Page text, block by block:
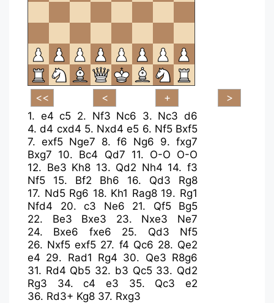
1. e4 c5 2. Nf3 Nc6 3. Nc3 d6
4.d4 cxd4 5. Nxd4 e5 6. Nf5 Bxf5
7. exf5 Nge7 8. f6 Ng6 9. fxg7
Bxg7 10. Bc4 Qd7 11. O-O O-O
12. Be3 Kh8 13. Qd2 Nh4 14.f3
Nf5
15. Bf2 Bh6 16. Qd3
Rg8
17. Nd5 Rg6 18. Kh1 Rag8 19. Rg1
Nfd4
20. c3 Ne6 21. Qf5
Bg5
22. Be3 Bxe3 23. Nxe3
Ne7
24. Bxe6 fxe6 25. Qd3
Nf5
26. Nxf5 exf5 27. f4 Qc6 28. Qe2
e4 29. Rad1 Rg4 30. Qe3 R8g6
31. Rd4 Qb5 32. b3 Qc5 33. Qd2
Rg3
34.c4 e3 35. Qc3
e2
36. Rd3+ Kg8 37. Rxg3